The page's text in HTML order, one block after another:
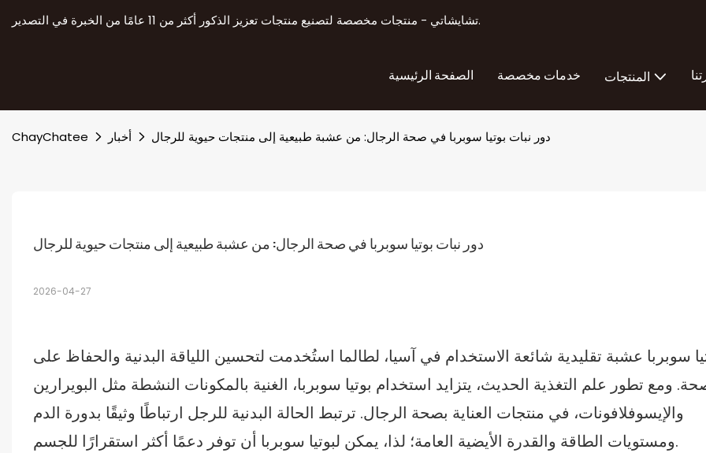
تشايشاتي - منتجات مخصصة لتصنيع منتجات تعزيز الذكور أكثر من 11 عامًا من الخبرة في التصدير.
الصفحة الرئيسية خدمات مخصصة المنتجات
ChayChatee أخبار دور نبات بوتيا سوبربا في صحة الرجال: من عشبة طبيعية إلى منتجات حيوية للرجال
دور نبات بوتيا سوبربا في صحة الرجال: من عشبة طبيعية إلى منتجات حيوية للرجال
2026-04-27
سوبربا عشبة تقليدية شائعة الاستخدام في آسيا، لطالما استُخدمت لتحسين اللياقة البدنية والحفاظ على
ومع تطور علم التغذية الحديث، يتزايد استخدام بوتيا سوبربا، الغنية بالمكونات النشطة مثل البويرارين
والإيسوفلافونات، في منتجات العناية بصحة الرجال. ترتبط الحالة البدنية للرجل ارتباطًا وثيقًا بدورة الدم
ومستويات الطاقة والقدرة الأيضية العامة؛ لذا، يمكن لبوتيا سوبربا أن توفر دعمًا أكثر استقرارًا للجسم.